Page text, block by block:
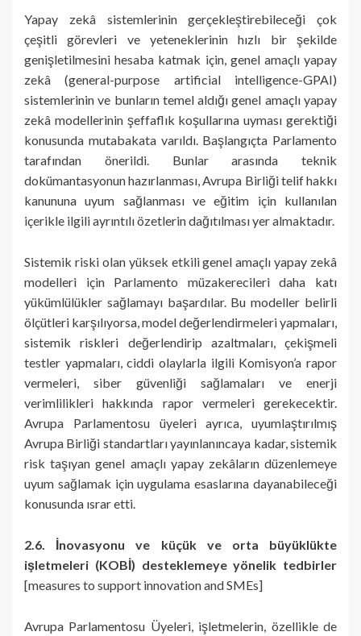
Yapay zekâ sistemlerinin gerçekleştirebileceği çok
çeşitli görevleri ve yeteneklerinin hızlı bir şekilde
genişletilmesini hesaba katmak için, genel amaçlı yapay
zekâ (general-purpose artificial intelligence-GPAI)
sistemlerinin ve bunların temel aldığı genel amaçlı yapay
zekâ modellerinin şeffaflık koşullarına uyması gerektiği
konusunda mutabakata varıldı. Başlangıçta Parlamento
tarafından önerildi. Bunlar arasında teknik
dokümantasyonun hazırlanması, Avrupa Birliği telif hakkı
kanununa uyum sağlanması ve eğitim için kullanılan
içerikle ilgili ayrıntılı özetlerin dağıtılması yer almaktadır.
Sistemik riski olan yüksek etkili genel amaçlı yapay zekâ
modelleri için Parlamento müzakerecileri daha katı
yükümlülükler sağlamayı başardılar. Bu modeller belirli
ölçütleri karşılıyorsa, model değerlendirmeleri yapmaları,
sistemik riskleri değerlendirip azaltmaları, çekişmeli
testler yapmaları, ciddi olaylarla ilgili Komisyon’a rapor
vermeleri, siber güvenliği sağlamaları ve enerji
verimlilikleri hakkında rapor vermeleri gerekecektir.
Avrupa Parlamentosu üyeleri ayrıca, uyumlaştırılmış
Avrupa Birliği standartları yayınlanıncaya kadar, sistemik
risk taşıyan genel amaçlı yapay zekâların düzenlemeye
uyum sağlamak için uygulama esaslarına dayanabileceği
konusunda ısrar etti.
2.6. İnovasyonu ve küçük ve orta büyüklükte
işletmeleri (KOBİ) desteklemeye yönelik tedbirler
[measures to support innovation and SMEs]
Avrupa Parlamentosu Üyeleri, işletmelerin, özellikle de